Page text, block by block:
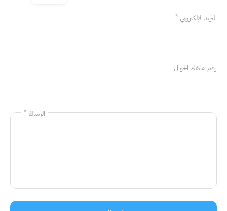
البريد الإلكتروني
رقم هاتفك الجوال
الرسالة